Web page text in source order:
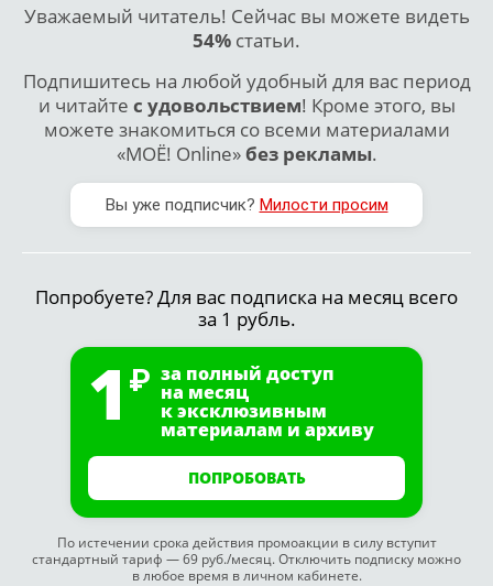
Уважаемый читатель! Сейчас вы можете видеть
54% статьи.
Подпишитесь на любой удобный для вас период
и читайте с удовольствием! Кроме этого, вы
можете знакомиться со всеми материалами
«МОЁ! Online»без рекламы.
Вы уже подписчик? Милости просим
Попробуете? Для вас подписка на месяц всего
за 1 рубль.
1 за полный доступ
на месяц
к эксклюзивным
материалам и архиву
ПОПРОБОВАТЬ
По истечении срока действия промоакции в силу вступит
стандартный тариф — 69 руб./месяц. Отключить подписку можно
в любое время в личном кабинете.